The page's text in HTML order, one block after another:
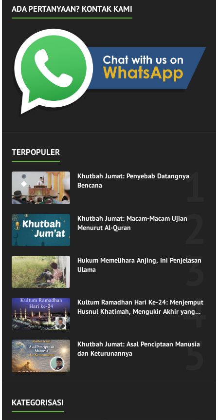
ADA PERTANYAAN? KONTAK KAMI
TERPOPULER
Khutbah Jumat: Penyebab Datangnya
Bencana
Khutbah Jumat: Macam-Macam Ujian
Menurut Al-Quran
Hukum Memelihara Anjing, Ini Penjelasan
Ulama
Kultum Ramadhan Hari Ke-24: Menjemput
Husnul Khatimah, Mengukir Akhir yang
Khutbah Jumat: Asal Penciptaan Manusia
dan Keturunannya
KATEGORISASI